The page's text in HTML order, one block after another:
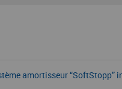
amortisseur “SoftStopp”